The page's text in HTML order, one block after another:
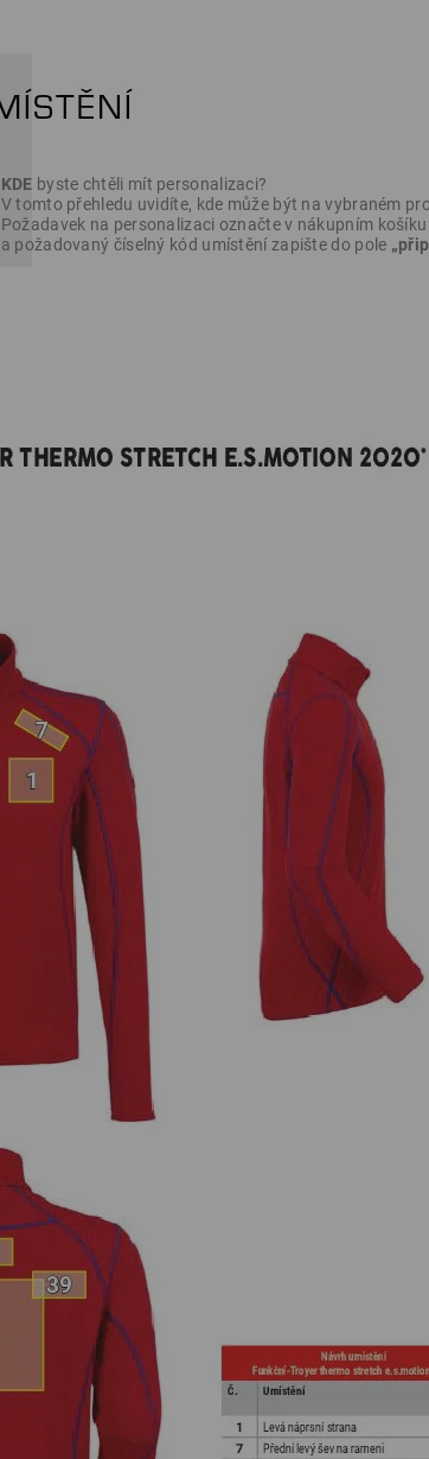
KDE byste chtěli mít personalizaci?
V tomto přehledu uvidíte, kde může být na vybraném
Požadavek na personalizaci označte v nákupním
a požadovaný číselný kód umístění zapište do pole